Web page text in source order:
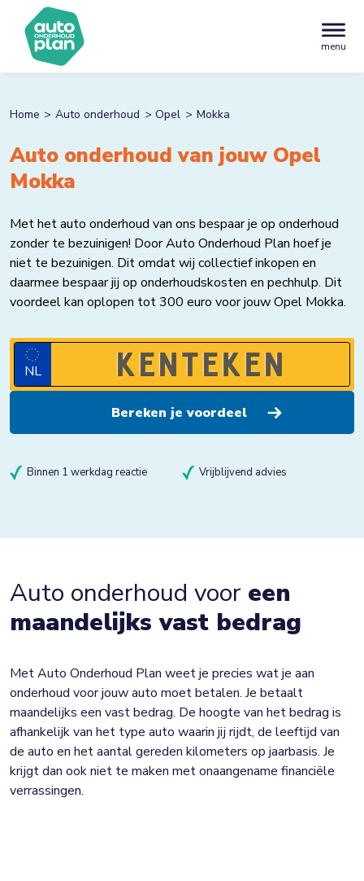
menu
Home Auto onderhoud Opel Mokka
Auto onderhoud van jouw Opel
Mokka
Met het auto onderhoud van ons bespaar je op onderhoud
zonder te bezuinigen! Door Auto Onderhoud Plan hoef je
niet te bezuinigen. Dit omdat wij collectief inkopen en
daarmee bespaar jij op onderhoudskosten en pechhulp. Dit
voordeel kan oplopen tot 300 euro voor jouw Opel Mokka.
NL
Binnen 1 werkdag reactie Vrijblijvend advies
Auto onderhoud voor een
maandelijks vast bedrag
Met Auto Onderhoud Plan weet je precies wat je aan
onderhoud voor jouw auto moet betalen. Je betaalt
maandelijks een vast bedrag. De hoogte van het bedrag is
afhankelijk van het type auto waarin jij rijdt, de leeftijd van
de auto en het aantal gereden kilometers op jaarbasis. Je
krijgt dan ook niet te maken met onaangename financiële
verrassingen.